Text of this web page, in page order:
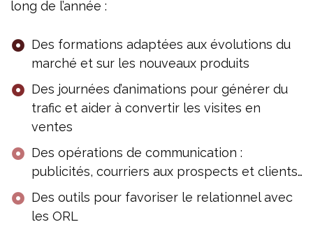
long de l’année :
Des formations adaptées aux évolutions du
marché et sur les nouveaux produits
Des journées d’animations pour générer du
trafic et aider à convertir les visites en
ventes
Des opérations de communication :
publicités, courriers aux prospects et clients…
Des outils pour favoriser le relationnel avec
les ORL